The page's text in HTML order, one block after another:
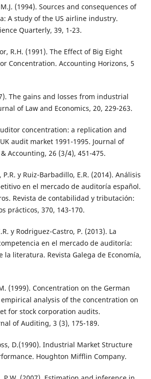
(1994). Sources and consequences of
A study of the US airline industry.
Quarterly, 39, 1-23.
R.H. (1991). The Effect of Big Eight
Concentration. Accounting Horizons, 5
The gains and losses from industrial
of Law and Economics, 20, 229-263.
concentration: a replication and
audit market 1991-1995. Journal of
Accounting, 26 (3/4), 451-475.
y Ruiz-Barbadillo, E.R. (2014). Análisis
en el mercado de auditoría español.
Revista de contabilidad y tributación:
prácticos, 370, 143-170.
y Rodriguez-Castro, P. (2013). La
en el mercado de auditoría:
la literatura. Revista Galega de Economía,
(1999). Concentration on the German
analysis of the concentration on
for stock corporation audits.
of Auditing, 3 (3), 175-189.
D.(1990). Industrial Market Structure
Houghton Mifflin Company.